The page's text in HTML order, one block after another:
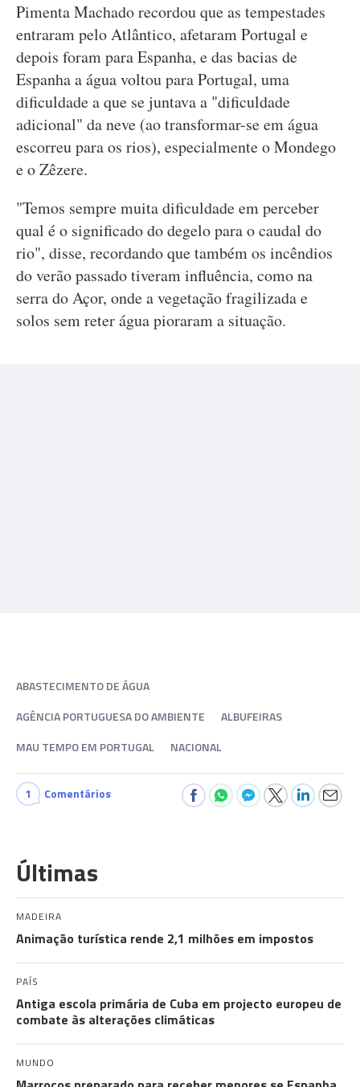
Pimenta Machado recordou que as tempestades
entraram pelo Atlântico, afetaram Portugal e
depois foram para Espanha, e das bacias de
Espanha a água voltou para Portugal, uma
dificuldade a que se juntava a "dificuldade
adicional" da neve (ao transformar-se em água
escorreu para os rios), especialmente o Mondego
e o Zêzere.
"Temos sempre muita dificuldade em perceber
qual é o significado do degelo para o caudal do
rio", disse, recordando que também os incêndios
do verão passado tiveram influência, como na
serra do Açor, onde a vegetação fragilizada e
solos sem reter água pioraram a situação.
ABASTECIMENTO DE ÁGUA
AGÊNCIA PORTUGUESA DO AMBIENTE
ALBUFEIRAS
MAU TEMPO EM PORTUGAL
NACIONAL
1 Comentários
Últimas
MADEIRA
Animação turística rende 2,1 milhões em impostos
PAÍS
Antiga escola primária de Cuba em projecto europeu de
combate às alterações climáticas
MUNDO